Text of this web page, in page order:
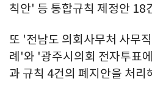
칙안' 등 통합규칙 제정안 18
또 '전남도 의회사무처 사무
례'와 '광주시의회 전자투표
과 규칙 4건의 폐지안을 처리